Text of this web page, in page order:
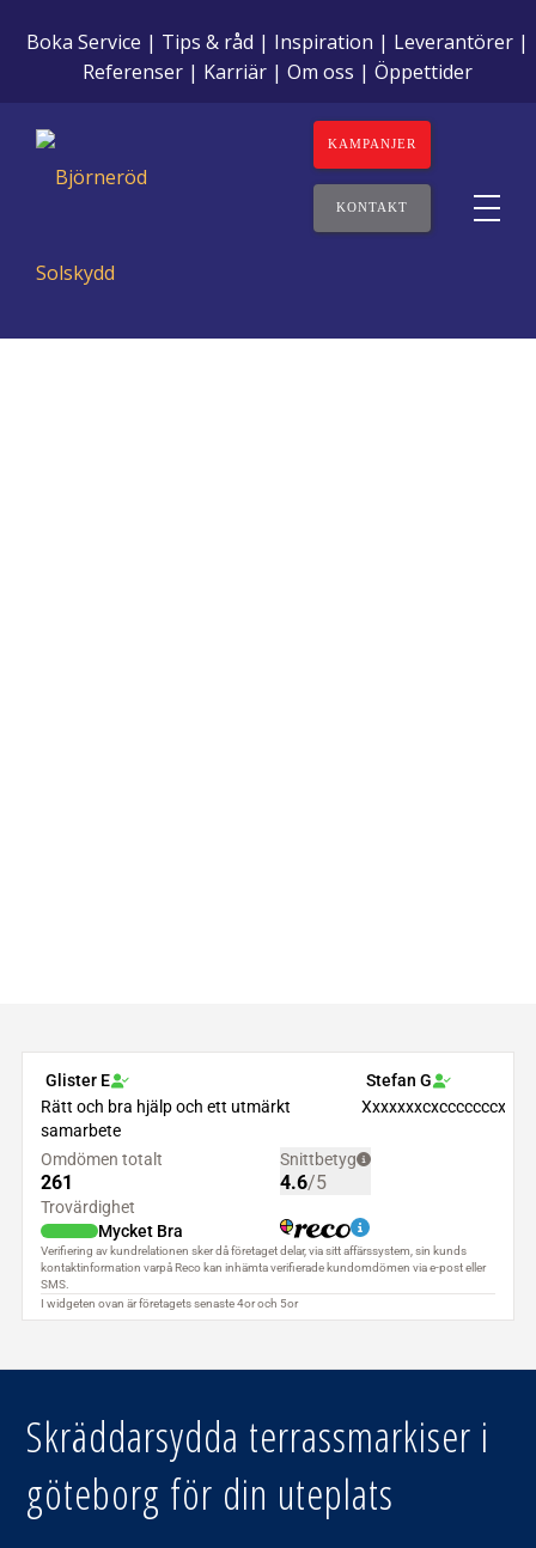
Boka Service Tips & råd Inspiration
Leverantörer
Referenser
Karriär Om oss Öppettider
KAMPANJER
KONTAKT
Skräddarsydda terrassmarkiser i
göteborg för din uteplats